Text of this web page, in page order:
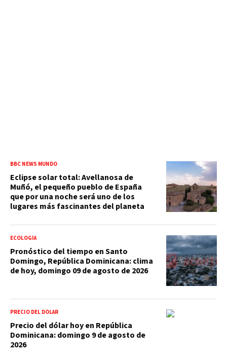
BBC NEWS MUNDO
Eclipse solar total: Avellanosa de
Muñó, el pequeño pueblo de España
que por una noche será uno de los
lugares más fascinantes del planeta
ECOLOGÍA
Pronóstico del tiempo en Santo
Domingo, República Dominicana: clima
de hoy, domingo 09 de agosto de 2026
PRECIO DEL DÓLAR
Precio del dólar hoy en República
Dominicana: domingo 9 de agosto de
2026